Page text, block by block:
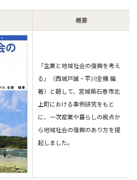
概要
「生業と地域社会の復興を考え
る」（西城戸誠・平川全機 編
著）と題して、宮城県石巻市北
上町における事例研究をもと
に、一次産業や暮らしの視点か
ら地域社会の復興のあり方を提
起しました。